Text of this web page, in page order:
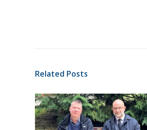
Related Posts